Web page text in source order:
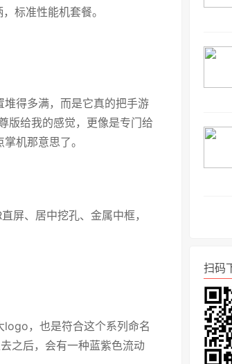
标准性能机套餐。
得多满，而是它真的把手游
版给我的感觉，更像是专门给
机那意思了。
屏、居中挖孔、金属中框，
logo，也是符合这个系列命名
之后，会有一种蓝紫色流动
扫码